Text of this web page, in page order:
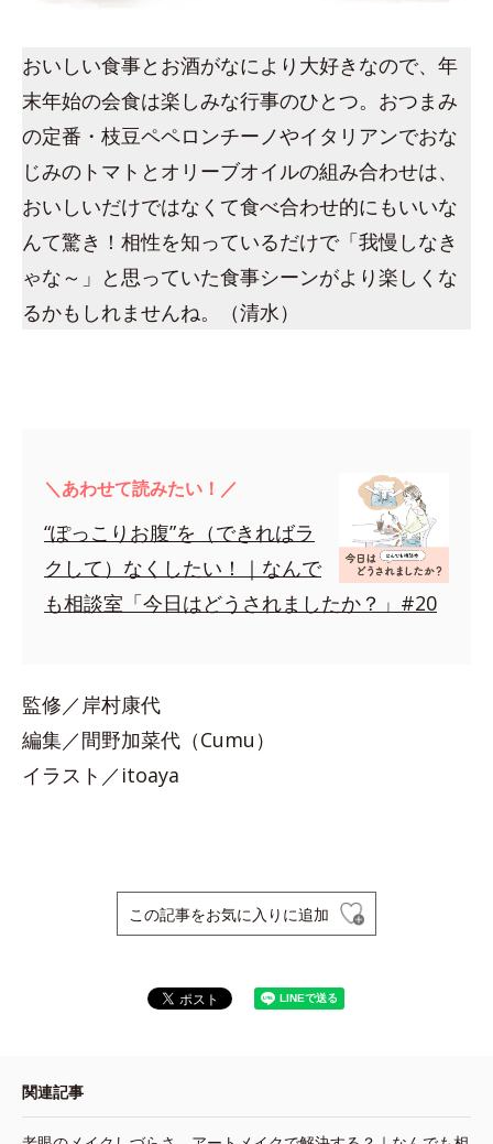
おいしい食事とお酒がなにより大好きなので、年
末年始の会食は楽しみな行事のひとつ。おつまみ
の定番・枝豆ペペロンチーノやイタリアンでおな
じみのトマトとオリーブオイルの組み合わせは、
おいしいだけではなくて食べ合わせ的にもいいな
んて驚き！相性を知っているだけで「我慢しなき
ゃな～」と思っていた食事シーンがより楽しくな
るかもしれませんね。（清水）
＼あわせて読みたい！／
“ぽっこりお腹”を（できればラ
クして）なくしたい！｜なんで
も相談室「今日はどうされましたか？」#20
監修／岸村康代
編集／間野加菜代（Cumu）
イラスト／itoaya
この記事をお気に入りに追加
関連記事